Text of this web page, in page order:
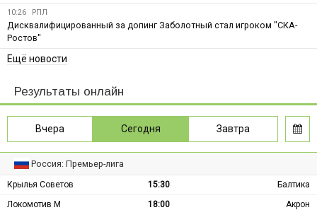
10:26 РПЛ
Дисквалифицированный за допинг Заболотный стал игроком "СКА-
Ростов"
Ещё новости
Результаты онлайн
Вчера Сегодня Завтра
Россия: Премьер-лига
Крылья Советов 15:30
Балтика
Локомотив М
18:00
Акрон